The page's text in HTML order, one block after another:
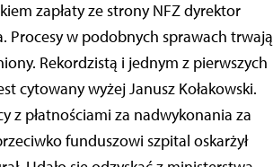
zapłaty ze strony NFZ dyrektor
Procesy w podobnych sprawach trwają
Rekordzistą i jednym z pierwszych
cytowany wyżej Janusz Kołakowski.
z płatnościami za nadwykonania za
funduszowi szpital oskarżył